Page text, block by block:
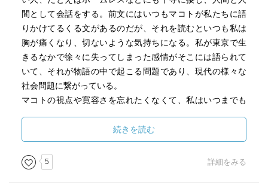
間として会話をする。前文にはいつもマコトが私たちに語
りかけてるくる文があるのだが、それを読むといつも私は
胸が痛くなり、切ないような気持ちになる。私が東京で生
きるなかで徐々に失ってしまった感情がそこには語られて
いて、それが物語の中で起こる問題であり、現代の様々な
社会問題に繋がっている。
マコトの視点や寛容さを忘れたくなくて、私はいつまでも
続きを読む
5 詳細をみる